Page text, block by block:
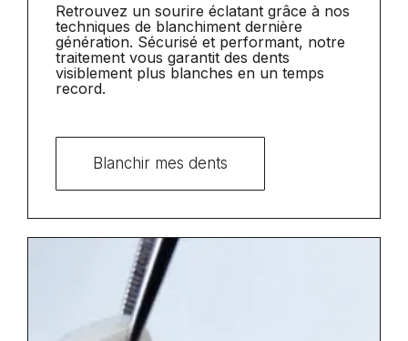
Retrouvez un sourire éclatant grâce à nos
techniques de blanchiment dernière
génération. Sécurisé et performant, notre
traitement vous garantit des dents
visiblement plus blanches en un temps
record.
Blanchir mes dents